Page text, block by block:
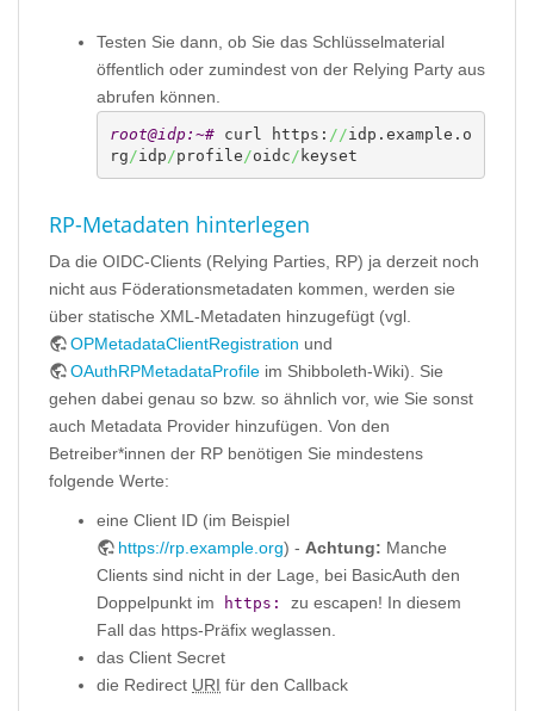
Testen Sie dann, ob Sie das Schlüsselmaterial
öffentlich oder zumindest von der Relying Party aus
abrufen können.
root@idp:~# curl https: //idp.example.o
rg /idp /profile /oidc / keyset
RP-Metadaten hinterlegen
Da die OIDC-Clients (Relying Parties, RP) ja derzeit noch
nicht aus Föderationsmetadaten kommen, werden sie
über statische XML-Metadaten hinzugefügt (vgl.
OPMetadataClientRegistration und
OAuthRPMetadataProfile im Shibboleth-Wiki). Sie
gehen dabei genau so bzw. so ähnlich vor, wie Sie sonst
auch Metadata Provider hinzufügen. Von den
Betreiber*innen der RP benötigen Sie mindestens
folgende Werte:
eine Client ID (im Beispiel
https://rp.example.org) - Achtung: Manche
Clients sind nicht in der Lage, bei BasicAuth den
Doppelpunkt im
https:
zu escapen! In diesem
Fall das https-Präfix weglassen.
das Client Secret
die Redirect URI für den Callback